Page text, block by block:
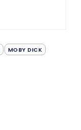
MOBY DICK